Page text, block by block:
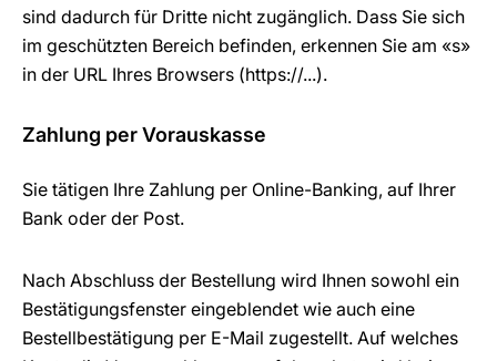
sind dadurch für Dritte nicht zugänglich. Dass Sie sich
im geschützten Bereich befinden, erkennen Sie am «s»
in der URL Ihres Browsers (https://...).
Zahlung per Vorauskasse
Sie tätigen Ihre Zahlung per Online-Banking, auf Ihrer
Bank oder der Post.
Nach Abschluss der Bestellung wird Ihnen sowohl ein
Bestätigungsfenster eingeblendet wie auch eine
Bestellbestätigung per E-Mail zugestellt. Auf welches